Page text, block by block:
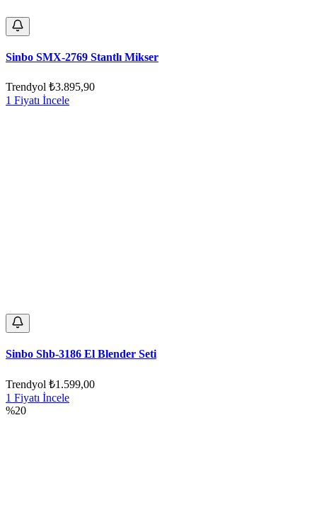
Sinbo SMX-2769 Stantlı Mikser
Trendyol ₺3.895,90
1 Fiyatı İncele
Sinbo Shb-3186 El Blender Seti
Trendyol ₺1.599,00
1 Fiyatı İncele
%20